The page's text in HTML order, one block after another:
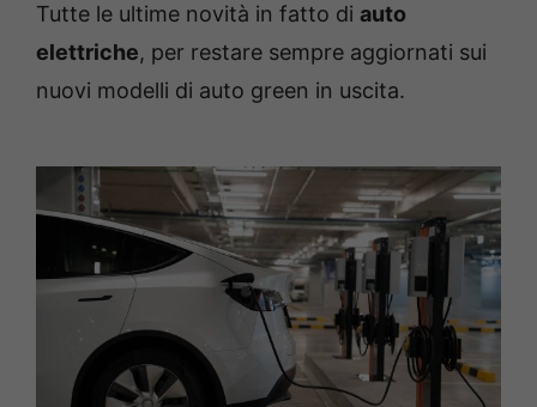
Tutte le ultime novità in fatto di auto
elettriche, per restare sempre aggiornati sui
nuovi modelli di auto green in uscita.